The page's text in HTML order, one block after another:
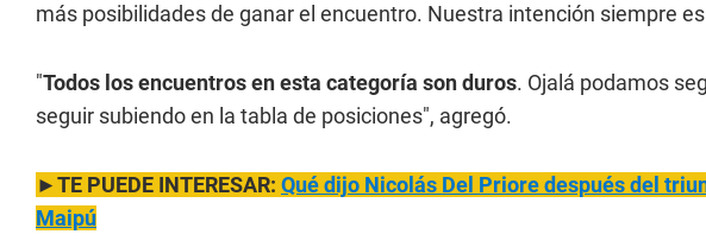
más posibilidades de ganar el encuentro. Nuestra intención siempre
"Todos los encuentros en esta categoría son duros. Ojalá podamos
seguir subiendo en la tabla de posiciones", agregó.
►TE PUEDE INTERESAR: Qué dijo Nicolás Del Priore después del
Maipú